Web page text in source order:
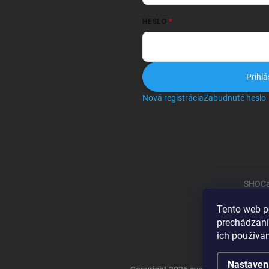
Tento web
ich
HESLO
Nová registráciaZabudnuté heslo